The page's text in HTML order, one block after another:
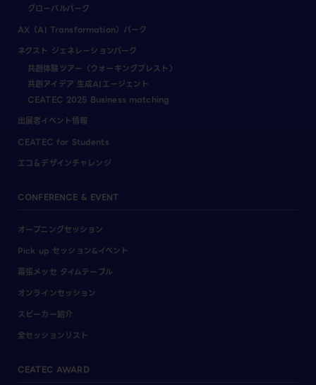
グローバルパーク
AX（AI Transformation）パーク
ネクスト ジェネレーションパーク
共創体験ツアー（ウォーキングブレスト）
共創アイデア 生成AIエージェント
CEATEC 2025 Business matching
出展者イベント情報
CEATEC for Students
エコ＆デザインチャレンジ
CONFERENCE & EVENT
オープニングセッション
Pick up セッション&イベント
幕張メッセ タイムテーブル
オンラインセッション
スピーカー紹介
全セッションリスト
CEATEC AWARD